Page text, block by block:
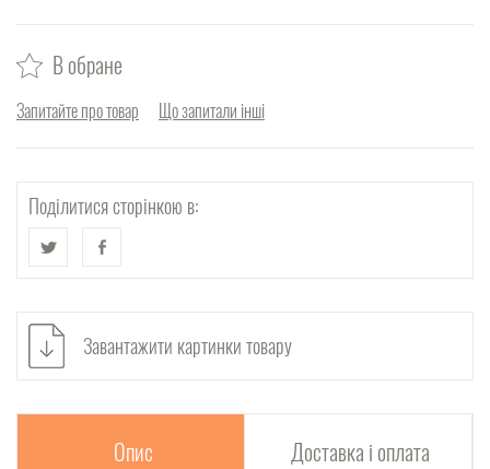
В обране
Запитайте про товар Що запитали інші
Поділитися сторінкою в:
Завантажити картинки товару
Опис Доставка і оплата